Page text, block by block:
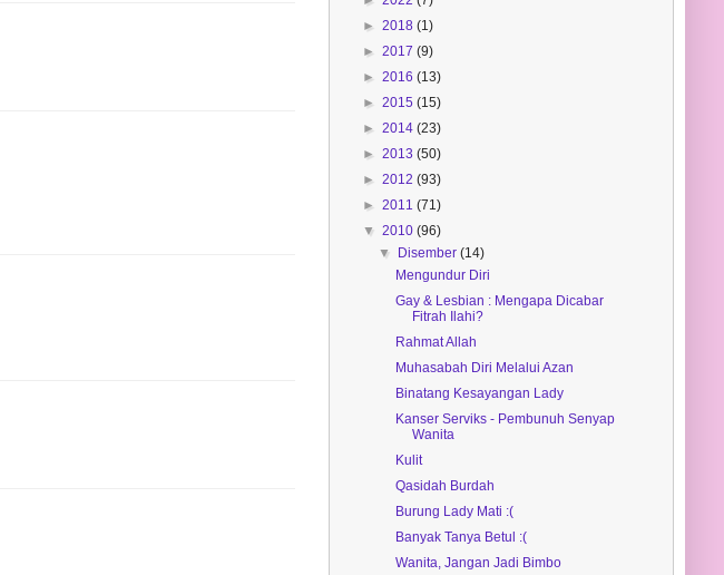
► 2018 (1)
► 2017 (9)
► 2016 (13)
► 2015 (15)
► 2014 (23)
► 2013 (50)
► 2012 (93)
► 2011 (71)
▼ 2010 (96)
▼
Disember(14)
Mengundur Diri
Gay & Lesbian : Mengapa Dicabar
Fitrah Ilahi?
Rahmat Allah
Muhasabah Diri Melalui Azan
Binatang Kesayangan Lady
Kanser Serviks - Pembunuh Senyap
Wanita
Kulit
Qasidah Burdah
Burung Lady Mati :(
Banyak Tanya Betul :(
Wanita, Jangan Jadi Bimbo